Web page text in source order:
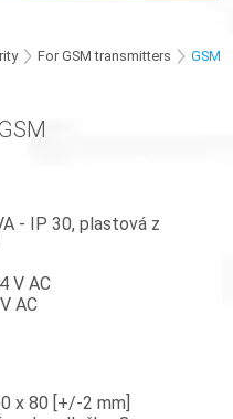
For GSM transmitters GSM
- IP 30, plastová z
V AC
AC
x 80 [+/-2 mm]